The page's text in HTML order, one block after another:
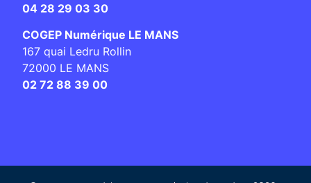
04 28 29 03 30
COGEP Numérique LE MANS
167 quai Ledru Rollin
72000 LE MANS
02 72 88 39 00